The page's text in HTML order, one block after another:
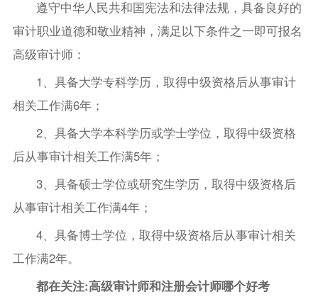
遵守中华人民共和国宪法和法律法规，具备良好的
审计职业道德和敬业精神，满足以下条件之一即可报名
高级审计师：
1、具备大学专科学历，取得中级资格后从事审计
相关工作满6年；
2、具备大学本科学历或学士学位，取得中级资格
后从事审计相关工作满5年；
3、具备硕士学位或研究生学历，取得中级资格后
从事审计相关工作满4年；
4、具备博士学位，取得中级资格后从事审计相关
工作满2年。
都在关注:高级审计师和注册会计师哪个好考